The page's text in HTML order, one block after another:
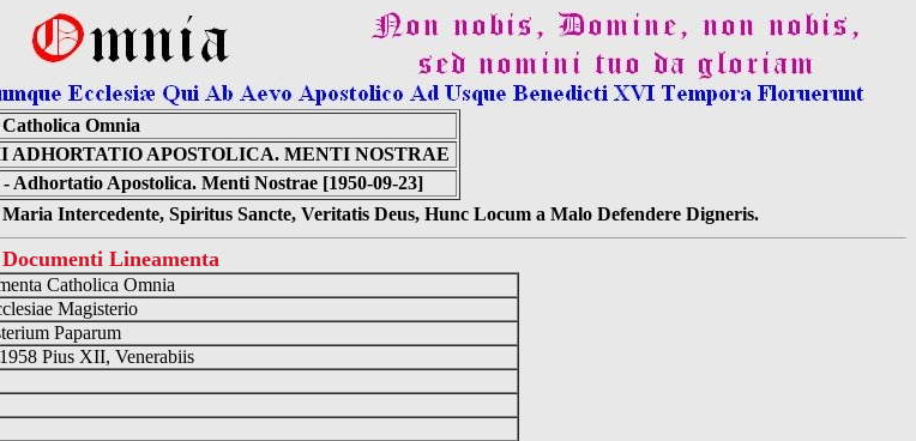
Omnia
ADHORTATIO APOSTOLICA. MENTI NOSTRAE
Adhortatio Apostolica. Menti Nostrae [1950-09-23]
Intercedente, Spiritus Sancte, Veritatis Deus, Hunc Locum a Malo Defendere Digneris.
Documenti Lineamenta
Catholica Omnia
Magisterio
Paparum
Pius XII, Venerabiis